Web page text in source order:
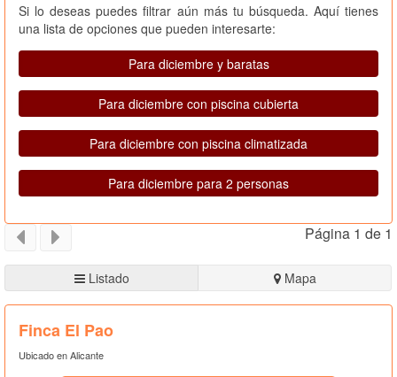
Si lo deseas puedes filtrar aún más tu búsqueda. Aquí tienes
una lista de opciones que pueden interesarte:
Para diciembre y baratas
Para diciembre con piscina cubierta
Para diciembre con piscina climatizada
Para diciembre para 2 personas
Página 1 de 1
Listado Mapa
Finca El Pao
Ubicado en Alicante